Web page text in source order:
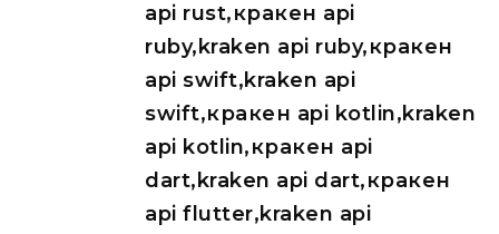
api rust,кракен api
ruby,kraken api ruby,кракен
api swift,kraken api
swift,кракен api kotlin,kraken
api kotlin,кракен api
dart,kraken api dart,кракен
api flutter,kraken api